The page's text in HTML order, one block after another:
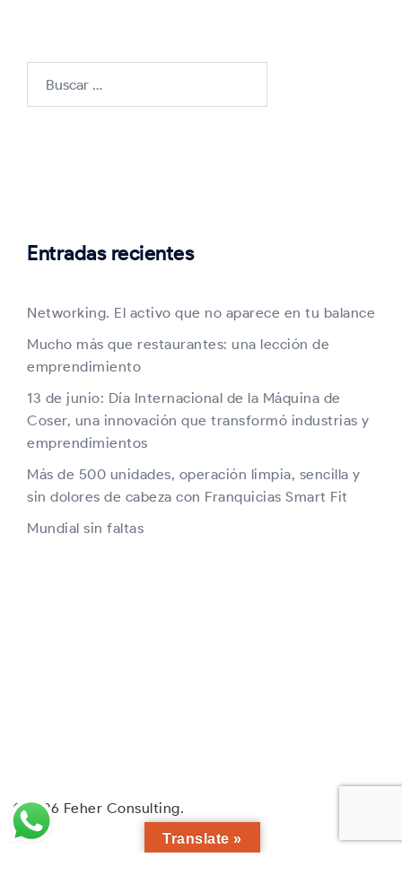
Entradas recientes
Networking. El activo que no aparece en tu balance
Mucho más que restaurantes: una lección de
emprendimiento
13 de junio: Día Internacional de la Máquina de
Coser, una innovación que transformó industrias y
emprendimientos
Más de 500 unidades, operación limpia, sencilla y
sin dolores de cabeza con Franquicias Smart Fit
Mundial sin faltas
© 2026 Feher Consulting.
Translate »